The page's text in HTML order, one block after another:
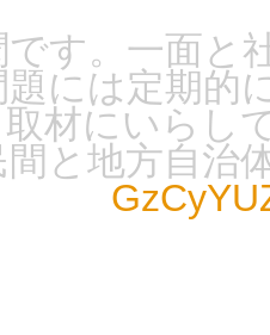
す。一面と
題には定期的
材にいらし
と地方自治